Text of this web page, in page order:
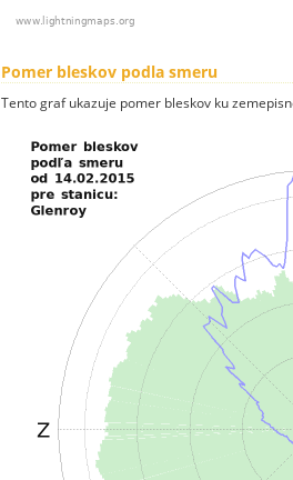
Pomer bleskov podla smeru
Tento graf ukazuje pomer bleskov ku